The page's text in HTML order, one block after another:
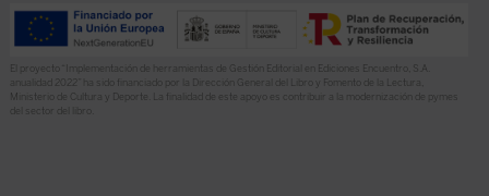
El proyecto “Implementación de herramientas de Gestión Editorial en Ediciones Encuentro, S.A.
anualidad 2022” ha sido financiado por la Dirección General del Libro y Fomento de la Lectura,
Ministerio de Cultura y Deporte. La finalidad de este apoyo es contribuir a la modernización de pymes
del sector del libro.